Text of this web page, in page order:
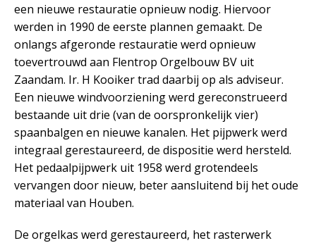
een nieuwe restauratie opnieuw nodig. Hiervoor
werden in 1990 de eerste plannen gemaakt. De
onlangs afgeronde restauratie werd opnieuw
toevertrouwd aan Flentrop Orgelbouw BV uit
Zaandam. Ir. H Kooiker trad daarbij op als adviseur.
Een nieuwe windvoorziening werd gereconstrueerd
bestaande uit drie (van de oorspronkelijk vier)
spaanbalgen en nieuwe kanalen. Het pijpwerk werd
integraal gerestaureerd, de dispositie werd hersteld.
Het pedaalpijpwerk uit 1958 werd grotendeels
vervangen door nieuw, beter aansluitend bij het oude
materiaal van Houben.
De orgelkas werd gerestaureerd, het rasterwerk